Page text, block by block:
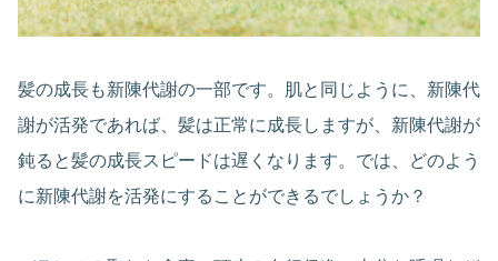
髪の成長も新陳代謝の一部です。肌と同じように、新陳代
謝が活発であれば、髪は正常に成長しますが、新陳代謝が
鈍ると髪の成長スピードは遅くなります。では、どのよう
に新陳代謝を活発にすることができるでしょうか？